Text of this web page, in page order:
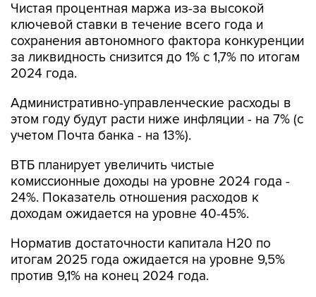
Чистая процентная маржа из-за высокой
ключевой ставки в течение всего года и
сохранения автономного фактора конкуренции
за ликвидность снизится до 1% с 1,7% по итогам
2024 года.
Административно-управленческие расходы в
этом году будут расти ниже инфляции - на 7% (с
учетом Почта банка - на 13%).
ВТБ планирует увеличить чистые
комиссионные доходы на уровне 2024 года -
24%. Показатель отношения расходов к
доходам ожидается на уровне 40-45%.
Норматив достаточности капитала Н20 по
итогам 2025 года ожидается на уровне 9,5%
против 9,1% на конец 2024 года.